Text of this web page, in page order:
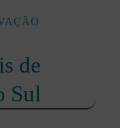
de
Sul